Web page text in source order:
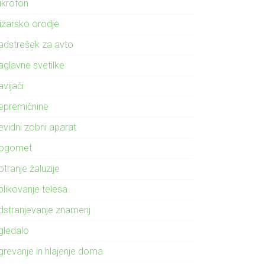
orodje
za avto
svetilke
zobni aparat
žaluzije
telesa
znamenj
in hlajenje doma